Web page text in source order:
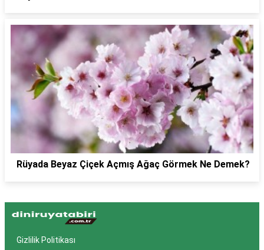
Rüyada Beyaz Çiçek Açmış Ağaç Görmek Ne Demek?
Gizlilik Politikası